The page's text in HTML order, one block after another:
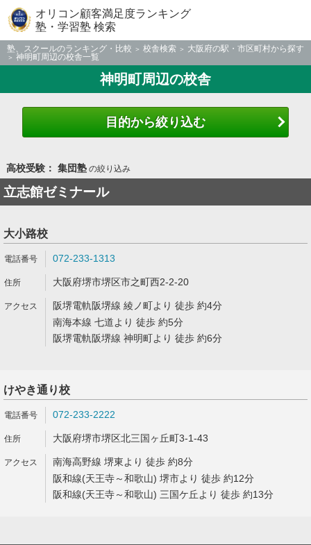
オリコン顧客満足度ランキング
塾・学習塾 検索
塾、スクールのランキング・比較 校舎検索
大阪府の駅・市区町村から探す
神明町周辺の校舎一覧
神明町周辺の校舎
目的から絞り込む
高校受験： 集団塾の絞り込み
立志館ゼミナール
大小路校
072-233-1313
大阪府堺市堺区市之町西2-2-20
阪堺電軌阪堺線 綾ノ町より 徒歩 約4分
南海本線 七道より 徒歩 約5分
阪堺電軌阪堺線 神明町より 徒歩 約6分
けやき通り校
072-233-2222
大阪府堺市堺区北三国ヶ丘町3-1-43
南海高野線 堺東より 徒歩 約8分
阪和線(天王寺～和歌山) 堺市より 徒歩 約12分
阪和線(天王寺～和歌山) 三国ケ丘より 徒歩 約13分